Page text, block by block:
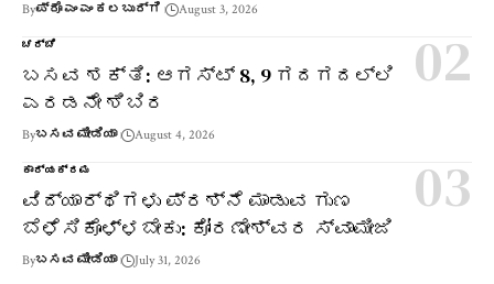
Byಪ್ರೊ ಎಂ ಎಂ ಕಲಬುರ್ಗಿ August 3, 2026
ಚರ್ಚೆ
ಬಸವ ಶಕ್ತಿ: ಆಗಸ್ಟ್ 8, 9 ಗದಗದಲ್ಲಿ
ಎರಡನೇ ಶಿಬಿರ
Byಬಸವ ಮೀಡಿಯಾ August 4, 2026
ಕಾರ್ಯಕ್ರಮ
ವಿದ್ಯಾರ್ಥಿಗಳು ಪ್ರಶ್ನೆ ಮಾಡುವ ಗುಣ
ಬೆಳೆಸಿಕೊಳ್ಳಬೇಕು: ಕೋರಣೇಶ್ವರ ಸ್ವಾಮೀಜಿ
Byಬಸವ ಮೀಡಿಯಾ July 31, 2026